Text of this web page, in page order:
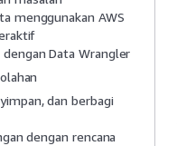
menggunakan AWS
dengan Data Wrangler
dan berbagi
dengan rencana